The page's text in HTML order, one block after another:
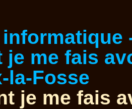
je me fais